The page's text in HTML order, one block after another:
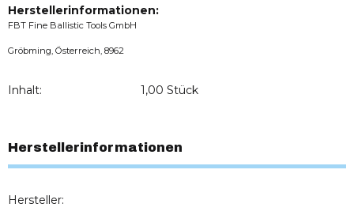
Herstellerinformationen:
FBT Fine Ballistic Tools GmbH
Gröbming, Österreich, 8962
Inhalt: 1,00 Stück
Herstellerinformationen
Hersteller: